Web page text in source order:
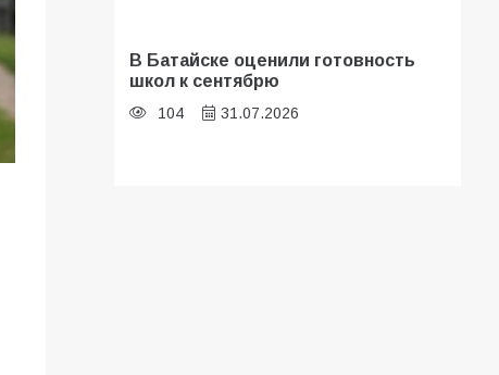
В Батайске оценили готовность
школ к сентябрю
104 31.07.2026